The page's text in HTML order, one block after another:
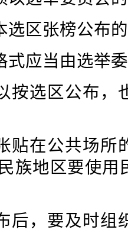
选区张榜公布
式应当由选举
按选区公布，
贴在公共场所
族地区要使用
后，要及时组